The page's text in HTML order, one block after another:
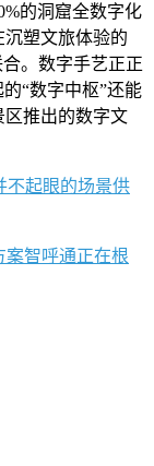
的洞窟全数字化
塑文旅体验的
。数字手艺正正
“数字中枢”还能
推出的数字文
不起眼的场景供
案智呼通正在根